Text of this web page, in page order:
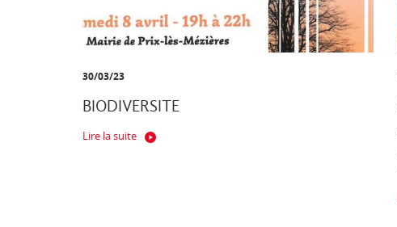
30/03/23
BIODIVERSITE
Lire la suite